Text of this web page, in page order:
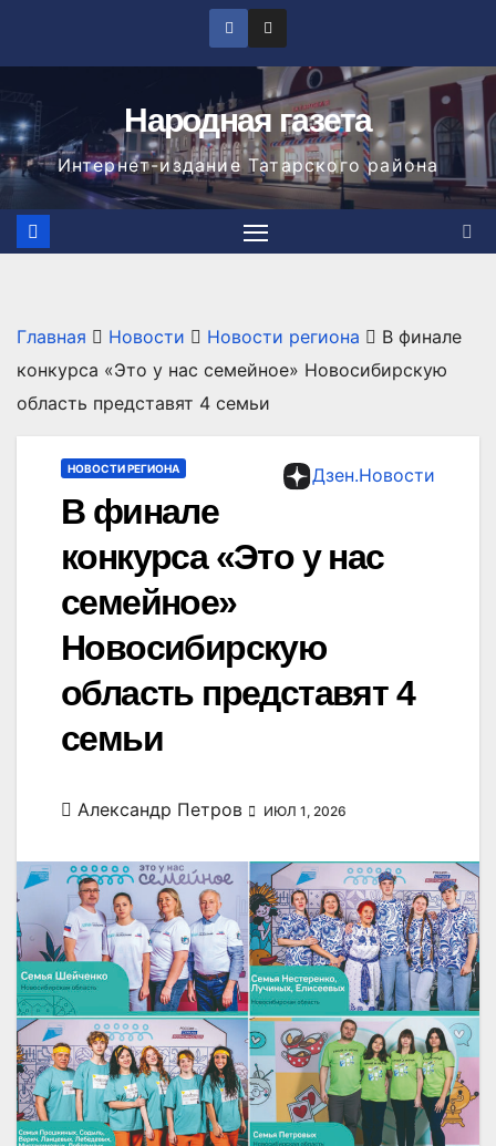
Народная газета
Интернет-издание Татарского района
Главная Новости Новости региона
В финале
конкурса «Это у нас семейное» Новосибирскую
область представят 4 семьи
Дзен.Новости
НОВОСТИ РЕГИОНА
В финале
конкурса «Это у нас
семейное»
Новосибирскую
область представят 4
семьи
Александр Петров ИЮЛ 1, 2026